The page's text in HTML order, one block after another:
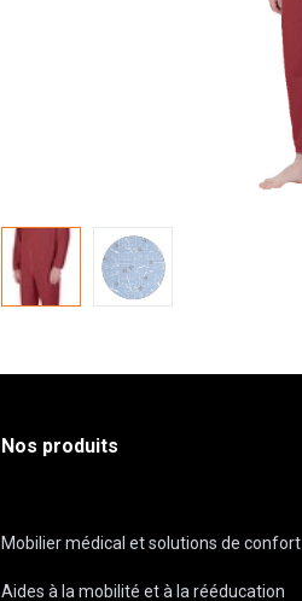
Nos produits
Mobilier médical et solutions de confort
Aides à la mobilité et à la rééducation